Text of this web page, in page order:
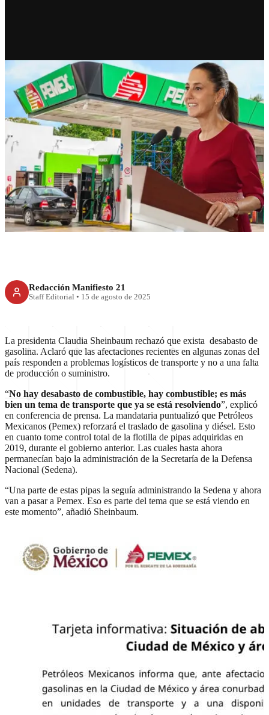
RECIENTE
Sí hay gasolina afirma
Sheinbaum; el problema es la
distribución
Redacción Manifiesto 21
Staff Editorial • 15 de agosto de 2025
La presidenta Claudia Sheinbaum rechazó que exista desabasto de
gasolina. Aclaró que las afectaciones recientes en algunas zonas del
país responden a problemas logísticos de transporte y no a una falta
de producción o suministro.
“No hay desabasto de combustible, hay combustible; es más
bien un tema de transporte que ya se está resolviendo”, explicó
en conferencia de prensa. La mandataria puntualizó que Petróleos
Mexicanos (Pemex) reforzará el traslado de gasolina y diésel. Esto
en cuanto tome control total de la flotilla de pipas adquiridas en
2019, durante el gobierno anterior. Las cuales hasta ahora
permanecían bajo la administración de la Secretaría de la Defensa
Nacional (Sedena).
“Una parte de estas pipas la seguía administrando la Sedena y ahora
van a pasar a Pemex. Eso es parte del tema que se está viendo en
este momento”, añadió Sheinbaum.